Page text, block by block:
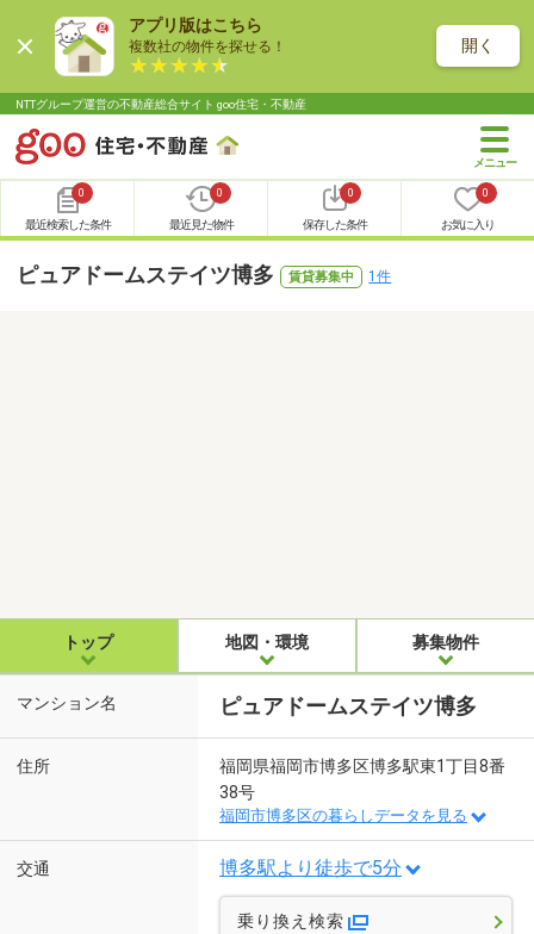
アプリ版はこちら
複数社の物件を探せる！ 開く
NTTグループ運営の不動産総合サイト goo住宅・不動産
0
最近検索した条件
0
最近見た物件
0
保存した条件
0
お気に入り
ピュアドームステイツ博多 賃貸募集中 1件
トップ 地図・環境 募集物件
マンション名 ピュアドームステイツ博多
住所
福岡県福岡市博多区博多駅東1丁目8番
38号
福岡市博多区の暮らしデータを見る
交通 博多駅より徒歩で5分
乗り換え検索